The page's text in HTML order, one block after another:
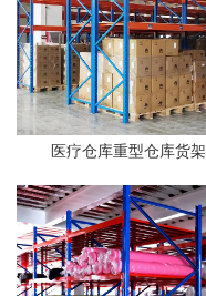
医疗仓库重型仓库货架